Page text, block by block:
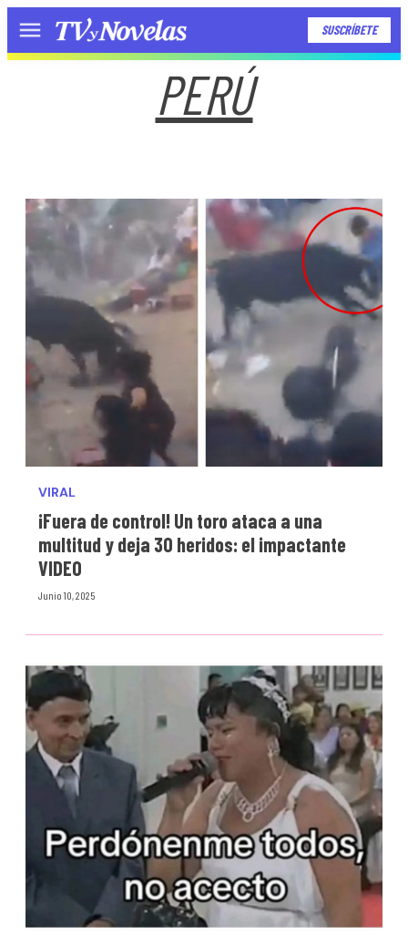
Menú SUSCRÍBETE
PERÚ
VIRAL
¡Fuera de control! Un toro ataca a una
multitud y deja 30 heridos: el impactante
VIDEO
Junio 10, 2025